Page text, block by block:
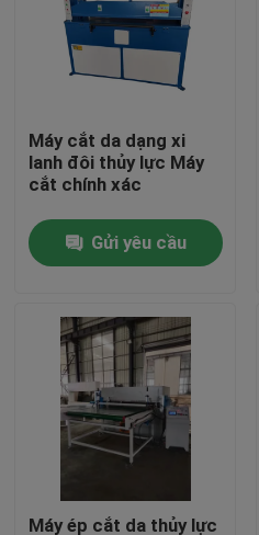
Về chúng tôi
Kiểm soát chất lượng
Liên hệ chúng tôi
Yêu cầu báo giá
Máy cắt thủy lực
Máy ép thủy lực báo chí
Máy cắt cánh tay thủy lực
Máy cắt da dạng xi
lanh đôi thủy lực Máy
cắt chính xác
Gửi yêu cầu
Máy ép cắt da thủy lực